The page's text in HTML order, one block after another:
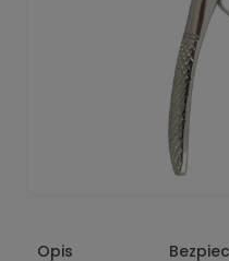
Opis